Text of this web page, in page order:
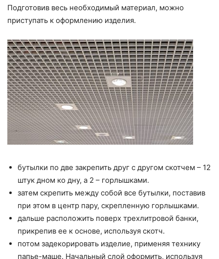
Подготовив весь необходимый материал, можно
приступать к оформлению изделия.
бутылки по две закрепить друг с другом скотчем – 12
штук дном ко дну, а 2 – горлышками.
затем скрепить между собой все бутылки, поставив
при этом в центр пару, скрепленную горлышками.
дальше расположить поверх трехлитровой банки,
прикрепив ее к основе, используя скотч.
потом задекорировать изделие, применяя технику
папье-маше. Начальный слой оформить, используя